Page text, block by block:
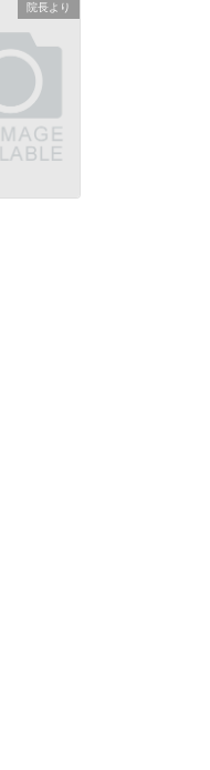
院長より